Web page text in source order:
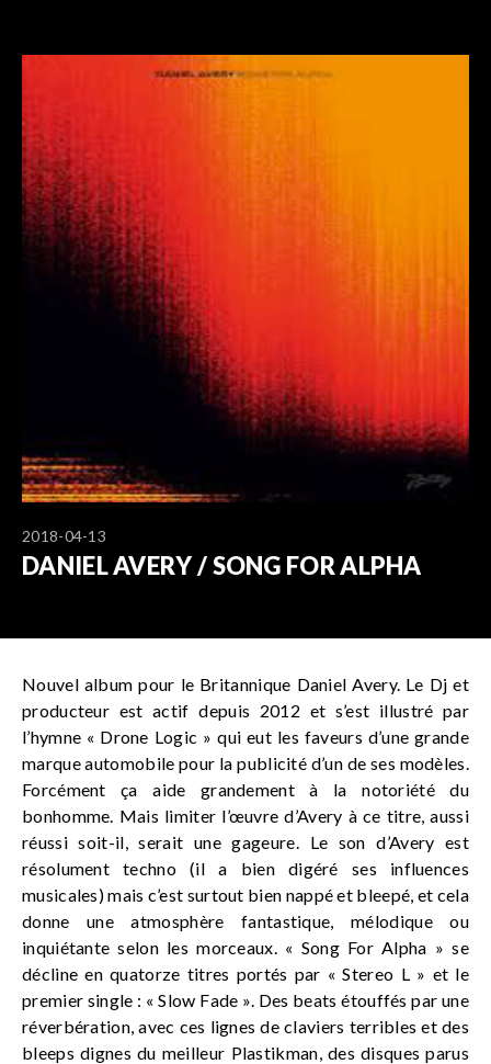
2018-04-13
DANIEL AVERY / SONG FOR ALPHA
Nouvel album pour le Britannique Daniel Avery. Le Dj et
producteur est actif depuis 2012 et s’est illustré par
l’hymne « Drone Logic » qui eut les faveurs d’une grande
marque automobile pour la publicité d’un de ses modèles.
Forcément ça aide grandement à la notoriété du
bonhomme. Mais limiter l’œuvre d’Avery à ce titre, aussi
réussi soit-il, serait une gageure. Le son d’Avery est
résolument techno (il a bien digéré ses influences
musicales) mais c’est surtout bien nappé et bleepé, et cela
donne une atmosphère fantastique, mélodique ou
inquiétante selon les morceaux. « Song For Alpha » se
décline en quatorze titres portés par « Stereo L » et le
premier single : « Slow Fade ». Des beats étouffés par une
réverbération, avec ces lignes de claviers terribles et des
bleeps dignes du meilleur Plastikman, des disques parus